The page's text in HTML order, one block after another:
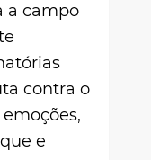
a campo
contra o
e